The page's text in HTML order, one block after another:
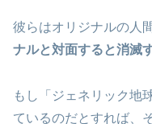
彼らはオリジナルの人
ナルと対面すると消滅
もし「ジェネリック地
ているのだとすれば、